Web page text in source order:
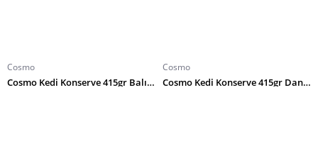
Cosmo
Cosmo Kedi Konserve 415gr Balıklı
Cosmo
Cosmo Kedi Konserve 415gr Dana Etli